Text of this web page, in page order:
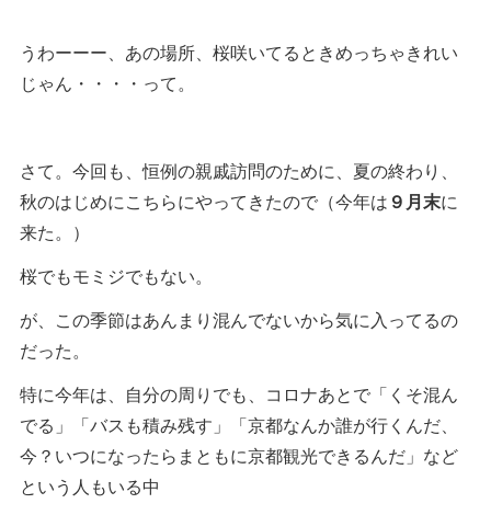
うわーーー、あの場所、桜咲いてるときめっちゃきれい
じゃん・・・・って。
さて。今回も、恒例の親戚訪問のために、夏の終わり、
秋のはじめにこちらにやってきたので（今年は ９月末に
来た。）
桜でもモミジでもない。
が、この季節はあんまり混んでないから気に入ってるの
だった。
特に今年は、自分の周りでも、コロナあとで「くそ混ん
でる」「バスも積み残す」「京都なんか誰が行くんだ、
今？いつになったらまともに京都観光できるんだ」など
という人もいる中